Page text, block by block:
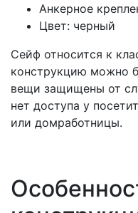
Анкерное
Цвет: черный
Сейф относится к
конструкцию можно
вещи защищены от
нет доступа у
или домработницы.